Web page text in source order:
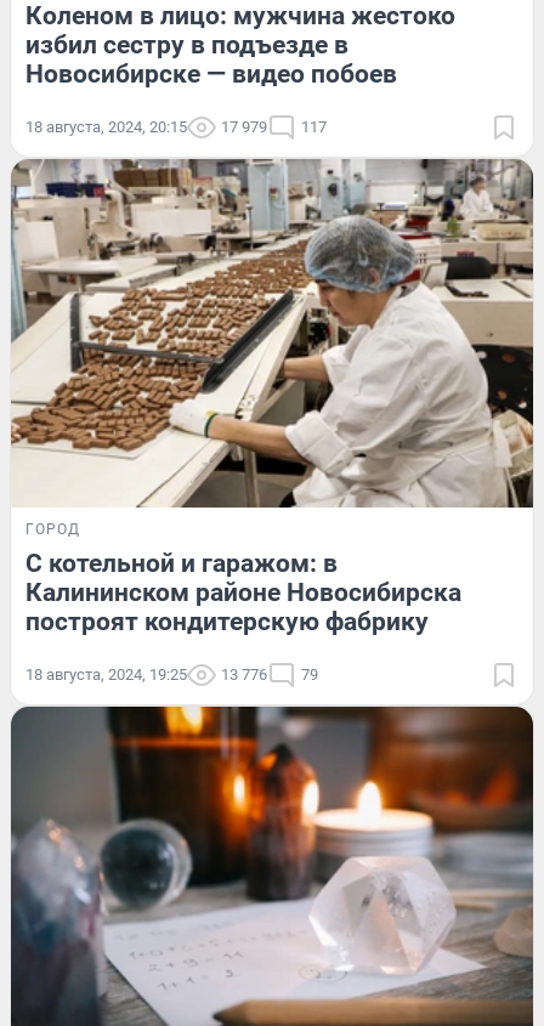
Коленом в лицо: мужчина жестоко
избил сестру в подъезде в
Новосибирске — видео побоев
18 августа, 2024, 20:15 17 979 117
ГОРОД
С котельной и гаражом: в
Калининском районе Новосибирска
построят кондитерскую фабрику
18 августа, 2024, 19:25 13 776 79